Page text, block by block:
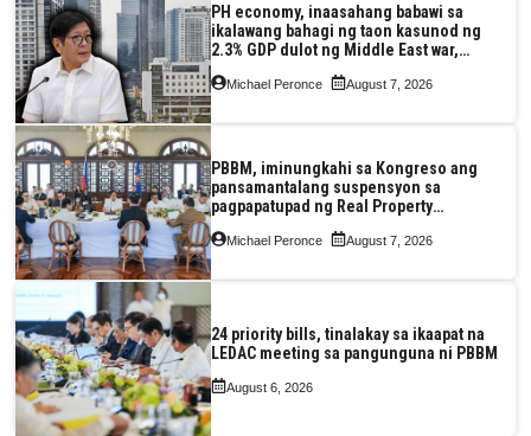
PH economy, inaasahang babawi sa
ikalawang bahagi ng taon kasunod ng
2.3% GDP dulot ng Middle East war,
pagkaantala ng public construction
Michael Peronce August 7, 2026
PBBM, iminungkahi sa Kongreso ang
pansamantalang suspensyon sa
pagpapatupad ng Real Property
Valuation and Assessment Reform Act
Michael Peronce August 7, 2026
24 priority bills, tinalakay sa ikaapat na
LEDAC meeting sa pangunguna ni PBBM
August 6, 2026